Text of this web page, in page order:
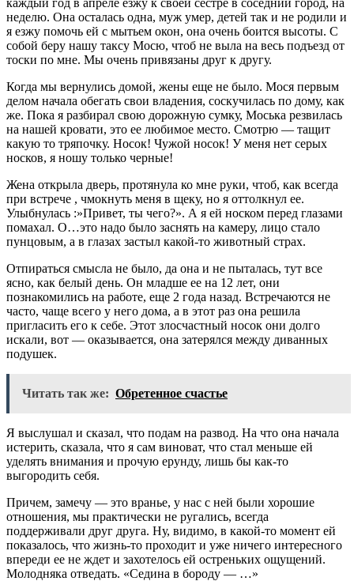
неделю. Она осталась одна, муж умер, детей так и не родили и
я езжу помочь ей с мытьем окон, она очень боится высоты. С
собой беру нашу таксу Мосю, чтоб не выла на весь подъезд от
тоски по мне. Мы очень привязаны друг к другу.
Когда мы вернулись домой, жены еще не было. Мося первым
делом начала обегать свои владения, соскучилась по дому, как
же. Пока я разбирал свою дорожную сумку, Моська резвилась
на нашей кровати, это ее любимое место. Смотрю — тащит
какую то тряпочку. Носок! Чужой носок! У меня нет серых
носков, я ношу только черные!
Жена открыла дверь, протянула ко мне руки, чтоб, как всегда
при встрече , чмокнуть меня в щеку, но я оттолкнул ее.
Улыбнулась :»Привет, ты чего?». А я ей носком перед глазами
помахал. О…это надо было заснять на камеру, лицо стало
пунцовым, а в глазах застыл какой-то животный страх.
Отпираться смысла не было, да она и не пыталась, тут все
ясно, как белый день. Он младше ее на 12 лет, они
познакомились на работе, еще 2 года назад. Встречаются не
часто, чаще всего у него дома, а в этот раз она решила
пригласить его к себе. Этот злосчастный носок они долго
искали, вот — оказывается, она затерялся между диванных
подушек.
Читать так же: Обретенное счастье
Я выслушал и сказал, что подам на развод. На что она начала
истерить, сказала, что я сам виноват, что стал меньше ей
уделять внимания и прочую ерунду, лишь бы как-то
выгородить себя.
Причем, замечу — это вранье, у нас с ней были хорошие
отношения, мы практически не ругались, всегда
поддерживали друг друга. Ну, видимо, в какой-то момент ей
показалось, что жизнь-то проходит и уже ничего интересного
впереди ее не ждет и захотелось ей остреньких ощущений.
Молодняка отведать. «Седина в бороду — …»